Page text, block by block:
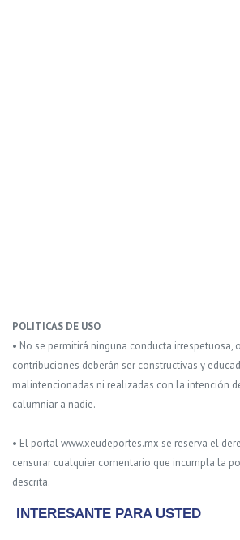
POLITICAS DE USO
• No se permitirá ninguna conducta irrespetuosa,
contribuciones deberán ser constructivas y
malintencionadas ni realizadas con la intención
calumniar a nadie.
• El portal www.xeudeportes.mx se reserva el
censurar cualquier comentario que incumpla la
descrita.